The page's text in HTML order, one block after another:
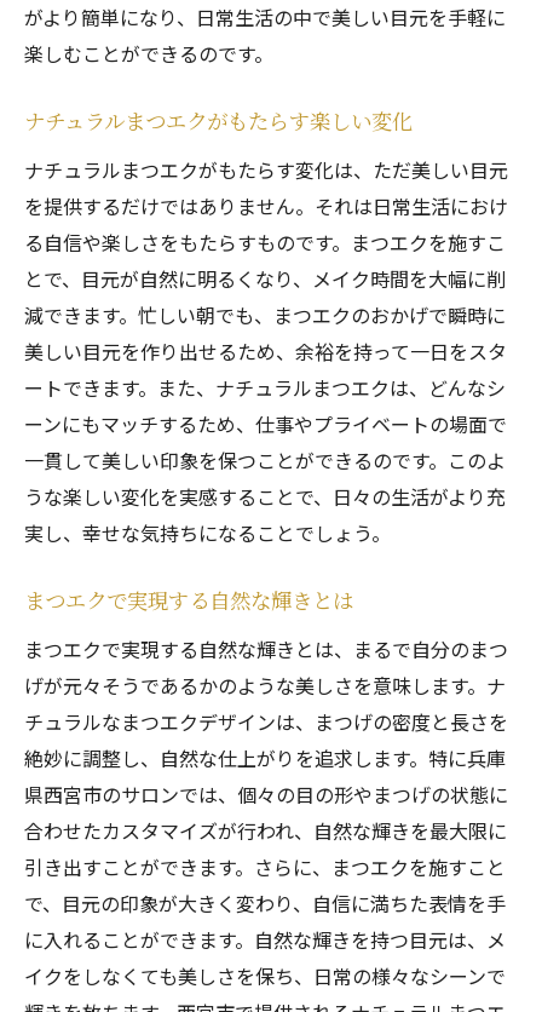
入れる
地元の評判が高いまつエクサロン
選び方
西宮市のサロンで受けるまつエクサービス
地域で愛されるまつエクサロンの特徴
自然な美しさを提供するまつエクサロンの
魅力
あなたのライフスタイルにぴったりのまつエク
デザイン
個々のライフスタイルに合ったまつエク提
案
自分に合ったまつエクデザインの見つけ方
ポイント
あなたに最適なまつエクデザインを見つけ
る
ライフスタイルにフィットするまつエクの
提案
日常に溶け込むまつエクデザインの選び方
がより簡単になり、日常生活の中で美しい目元を手軽に
楽しむことができるのです。
ナチュラルまつエクがもたらす楽しい変化
ナチュラルまつエクがもたらす変化は、ただ美しい目元
を提供するだけではありません。それは日常生活におけ
る自信や楽しさをもたらすものです。まつエクを施すこ
とで、目元が自然に明るくなり、メイク時間を大幅に削
減できます。忙しい朝でも、まつエクのおかげで瞬時に
美しい目元を作り出せるため、余裕を持って一日をスタ
ートできます。また、ナチュラルまつエクは、どんなシ
ーンにもマッチするため、仕事やプライベートの場面で
一貫して美しい印象を保つことができるのです。このよ
うな楽しい変化を実感することで、日々の生活がより充
実し、幸せな気持ちになることでしょう。
まつエクで実現する自然な輝きとは
まつエクで実現する自然な輝きとは、まるで自分のまつ
げが元々そうであるかのような美しさを意味します。ナ
チュラルなまつエクデザインは、まつげの密度と長さを
絶妙に調整し、自然な仕上がりを追求します。特に兵庫
県西宮市のサロンでは、個々の目の形やまつげの状態に
合わせたカスタマイズが行われ、自然な輝きを最大限に
引き出すことができます。さらに、まつエクを施すこと
で、目元の印象が大きく変わり、自信に満ちた表情を手
に入れることができます。自然な輝きを持つ目元は、メ
イクをしなくても美しさを保ち、日常の様々なシーンで